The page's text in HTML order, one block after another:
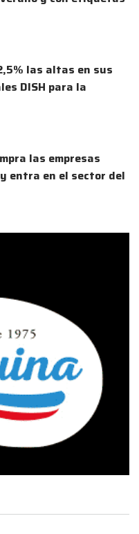
las altas en sus
DISH para la
las empresas
entra en el sector del